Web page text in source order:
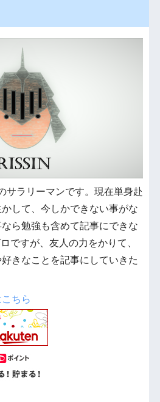
サラリーマンです。現在単身赴
して、今しかできない事がな
ら勉強も含めて記事にできな
ですが、友人の力をかりて、
きなことを記事にしていきた
ちら